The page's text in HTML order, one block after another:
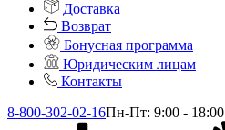
Доставка
Возврат
Бонусная программа
Юридическим лицам
Контакты
8-800-302-02-16Пн-Пт: 9:00 - 18:00